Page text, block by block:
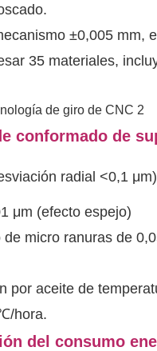
±0,005 mm,
35 materiales,
conformado de
radial <0,1
μm (efecto espejo)
de micro ranuras de
por aceite de
hora.
del consumo